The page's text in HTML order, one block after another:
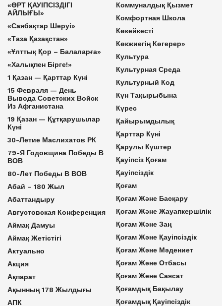
«ӨРТ ҚАУІПСІЗДІГІ
АЙЛЫҒЫ»
«Саябақтар Шеруі»
«Таза Қазақстан»
«Ұлттық Қор – Балаларға»
«Халықпен Бірге!»
1 Қазан — Қарттар Күні
15 Февраля — День
Вывода Советских Войск
Из Афганистана
19 Қазан — Құтқарушылар
Күні
30-Летие Маслихатов РК
79-Я Годовщина Победы В
ВОВ
80-Лет Победы В ВОВ
Абай – 180 Жыл
Абаттандыру
Августовская Конференция
Аймақ Дамуы
Аймақ Жетістігі
Актуально
Акция
Ақпарат
Ақынның 178 Жылдығы
АПК
Коммуналдық Қызмет
Комфортная Школа
Көкейкесті
Көкжиегің Көгерер»
Культура
Культурная Среда
Культурный Код
Күн Тақырыбына
Күрес
Қайырымдылық
Қарттар Күні
Қарулы Күштер
Қауіпсіз Қоғам
Қауіпсіздік
Қоғам
Қоғам Және Басқару
Қоғам Және Жауапкершілік
Қоғам Және Заң
Қоғам Және Қауіпсіздік
Қоғам Және Мәдениет
Қоғам Және Отбасы
Қоғам Және Саясат
Қоғамдық Бақылау
Қоғамдық Қауіпсіздік